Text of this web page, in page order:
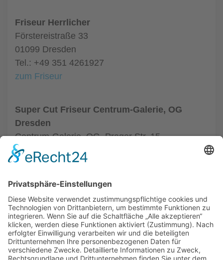
Friseur Herrlicher
Förstereistraße 33
01099 Dresden
Tel.: +49 351 4261927
zum Friseur
Super Cut Friseur Centrum-Galerie, OG
Dresden
Centrum-Galerie, OG, Prager Str. 15
01069 Dresden
Tel.: +49 351 48437410
ALLGEMEIN